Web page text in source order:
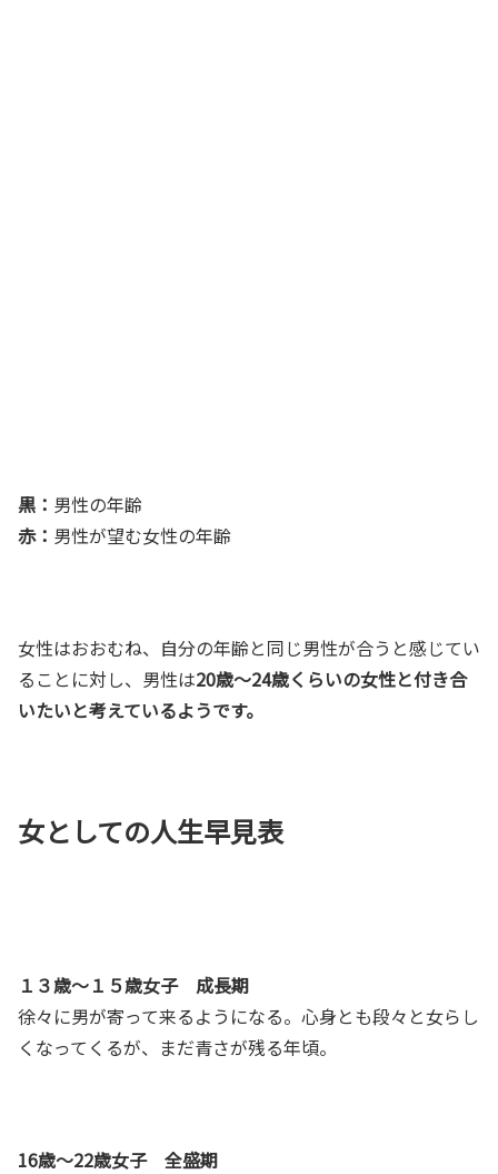
黒： 男性の年齢
赤： 男性が望む女性の年齢
女性はおおむね、自分の年齢と同じ男性が合うと感じてい
ることに対し、男性は20歳～24歳くらいの女性と付き合
いたいと考えているようです。
女としての人生早見表
１３歳～１５歳女子 成長期
徐々に男が寄って来るようになる。心身とも段々と女らし
くなってくるが、まだ青さが残る年頃。
16歳～22歳女子 全盛期